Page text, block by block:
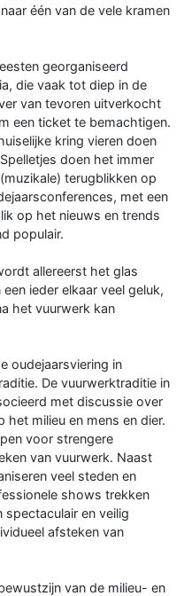
één van de vele kramen
georganiseerd
die vaak tot diep in de
van tevoren uitverkocht
een ticket te bemachtigen.
kring vieren doen
doen het immer
terugblikken op
met een
op het nieuws en trends
populair.
allereerst het glas
ieder elkaar veel geluk,
het vuurwerk kan
oudejaarsviering in
De vuurwerktraditie in
met discussie over
milieu en mens en dier.
voor strengere
van vuurwerk. Naast
veel steden en
shows trekken
spectaculair en veilig
afsteken van
van de milieu- en